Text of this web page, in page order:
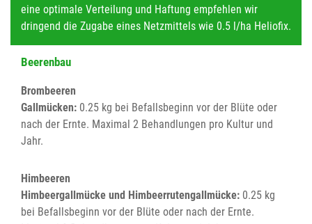
eine optimale Verteilung und Haftung empfehlen wir
dringend die Zugabe eines Netzmittels wie 0.5 l/ha Heliofix.
Beerenbau
Brombeeren
Gallmücken: 0.25 kg bei Befallsbeginn vor der Blüte oder
nach der Ernte. Maximal 2 Behandlungen pro Kultur und
Jahr.
Himbeeren
Himbeergallmücke und Himbeerrutengallmücke: 0.25 kg
bei Befallsbeginn vor der Blüte oder nach der Ernte.